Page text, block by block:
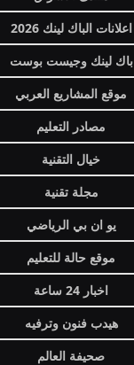
اعلانات الباك لينك 2026
باك لينك وجيست بوست
موقع المشاريع العربي
مصادر التعليم
خيال التقنية
مجلة تقنية
يو ان بي الرياضي
موقع حالة للتعليم
اخبار 24 ساعة
هيدب فنون وترفيه
صحيفة العالم